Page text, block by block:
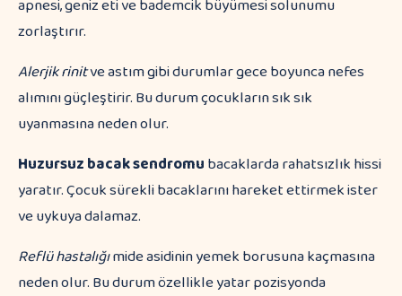
apnesi, geniz eti ve bademcik büyümesi solunumu
zorlaştırır.
Alerjik rinitve astım gibi durumlar gece boyunca nefes
alımını güçleştirir. Bu durum çocukların sık sık
uyanmasına neden olur.
Huzursuz bacak sendromubacaklarda rahatsızlık hissi
yaratır. Çocuk sürekli bacaklarını hareket ettirmek ister
ve uykuya dalamaz.
Reflü hastalığımide asidinin yemek borusuna kaçmasına
neden olur. Bu durum özellikle yatar pozisyonda